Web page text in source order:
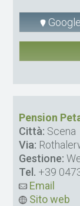
Pension
Città: Scena
Via:
Gestione:
Tel. +39
Email
Sito web